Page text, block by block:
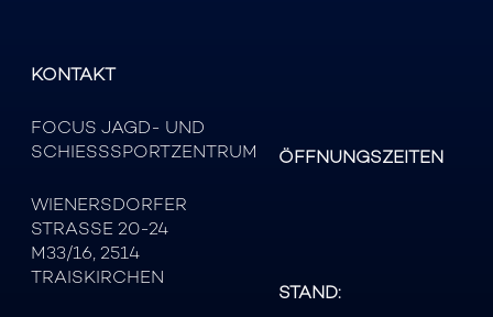
KONTAKT
FOCUS JAGD- UND
SCHIESSSPORTZENTRUM
WIENERSDORFER
STRASSE 20-24
M33/16, 2514
TRAISKIRCHEN
ÖFFNUNGSZEITEN
STAND: